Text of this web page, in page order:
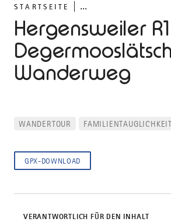
STARTSEITE ...
Hergensweiler R1
Wanderweg
WANDERTOUR FAMILIENTAUGLICHKEIT
GPX-DOWNLOAD
VERANTWORTLICH FÜR DEN INHALT